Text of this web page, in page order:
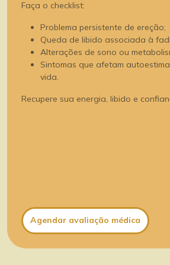
Faça o checklist:
Problema persistente de ereção;
Queda de libido associada à
Alterações de sono ou
Sintomas que afetam
vida.
Recupere sua energia, libido e
Agendar avaliação médica